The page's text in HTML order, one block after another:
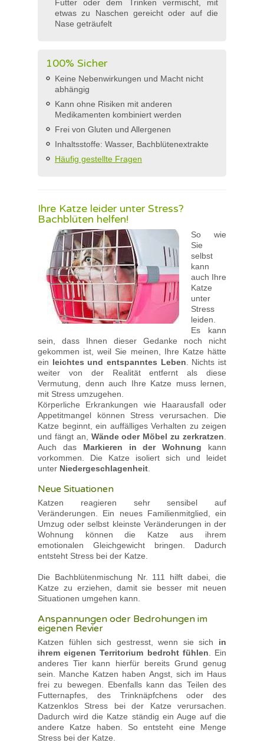
Futter oder dem Trinken vermischt, mit
etwas zu Naschen gereicht oder auf die
Nase geträufelt
100% Sicher
Keine Nebenwirkungen und Macht nicht
abhängig
Kann ohne Risiken mit anderen
Medikamenten kombiniert werden
Frei von Gluten und Allergenen
Inhaltsstoffe: Wasser, Bachblütenextrakte
Häufig gestellte Fragen
Ihre Katze leider unter Stress?
Bachblüten helfen!
So wie
Sie
selbst
kann
auch Ihre
Katze
unter
Stress
leiden.
Es kann
sein, dass Ihnen dieser Gedanke noch nicht
gekommen ist, weil Sie meinen, Ihre Katze hätte
ein leichtes und entspanntes Leben . Nichts ist
weiter von der Realität entfernt als diese
Vermutung, denn auch Ihre Katze muss lernen,
mit Stress umzugehen.
Körperliche Erkrankungen wie Haarausfall oder
Appetitmangel können Stress verursachen. Die
Katze beginnt, ein auffälliges Verhalten zu zeigen
und fängt an, Wände oder Möbel zu zerkratzen
Auch das Markieren in der Wohnung kann
vorkommen. Die Katze isoliert sich und leidet
unter Niedergeschlagenheit
Neue Situationen
Katzen reagieren sehr sensibel auf
Veränderungen. Ein neues Familienmitglied, ein
Umzug oder selbst kleinste Veränderungen in der
Wohnung können die Katze aus ihrem
emotionalen Gleichgewicht bringen. Dadurch
entsteht Stress bei der Katze.
Die Bachblütenmischung Nr. 111 hilft dabei, die
Katze zu erziehen, damit sie besser mit neuen
Situationen umgehen kann.
Anspannungen oder Bedrohungen im
eigenen Revier
Katzen fühlen sich gestresst, wenn sie sich in
ihrem eigenen Territorium bedroht fühlen . Ein
anderes Tier kann hierfür bereits Grund genug
sein. Manche Katzen haben Angst, sich im Haus
frei zu bewegen. Ebenfalls kann das Teilen des
Futternapfes, des Trinknäpfchens oder des
Katzenklos Stress bei der Katze verursachen.
Dadurch wird die Katze ständig ein Auge auf die
andere Katze haben. So entsteht eine Menge
Stress bei der Katze.